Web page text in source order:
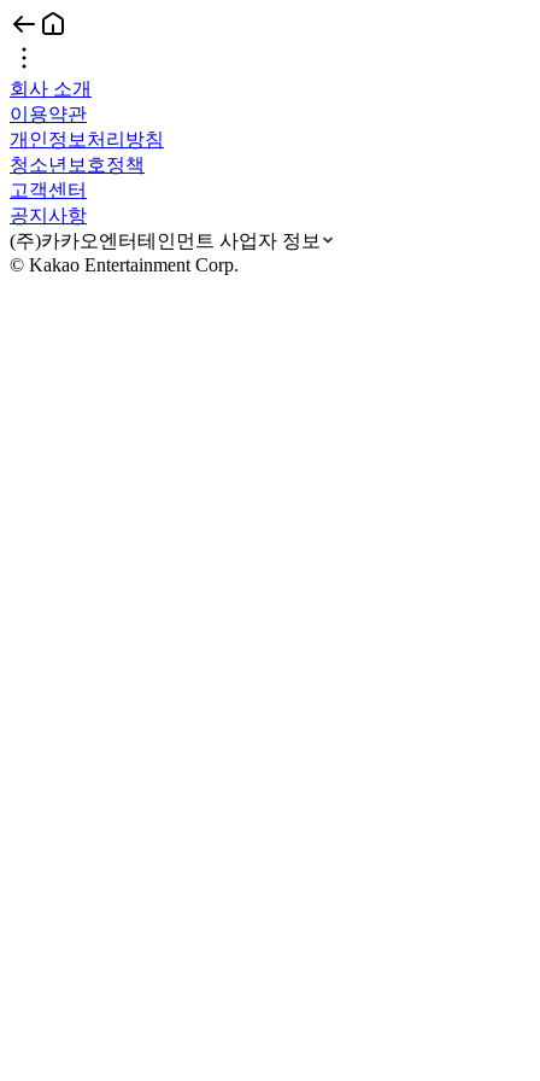
회사 소개
이용약관
개인정보처리방침
청소년보호정책
고객센터
공지사항
(주)카카오엔터테인먼트 사업자 정보
© Kakao Entertainment Corp.